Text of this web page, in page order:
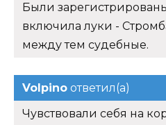
Были
включила луки -
между тем судебные.
Volpino ответил(а)
Чувствовали себя на